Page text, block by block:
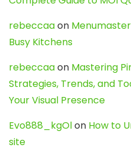
rebeccaaon
Busy Kitchens
rebeccaaon Mastering
Strategies, Trends, and
Your Visual Presence
Evo888_kgOlon How to
site